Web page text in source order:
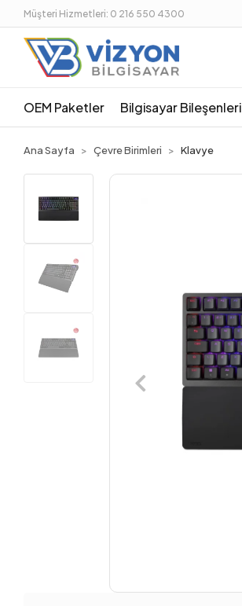
Müşteri Hizmetleri: 0 216 550 4300
OEM Paketler Bilgisayar Bileşenleri
Ana Sayfa Çevre Birimleri Klavye